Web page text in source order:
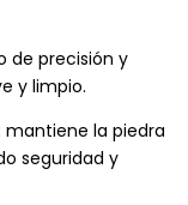
de precisión y
y limpio.
mantiene la piedra
seguridad y